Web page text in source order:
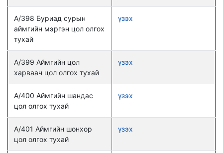
А/398 Буриад сурын
аймгийн мэргэн цол олгох
тухай
үзэх
А/399 Аймгийн цол
харваач цол олгох тухай
үзэх
А/400 Аймгийн шандас
цол олгох тухай
үзэх
А/401 Аймгийн шонхор
цол олгох тухай
үзэх